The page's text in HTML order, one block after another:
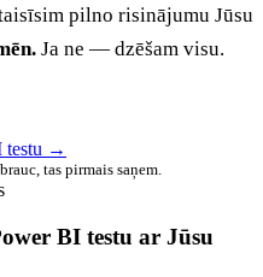
pilno risinājumu Jūsu
Ja ne — dzēšam visu.
testu →
tas pirmais saņem.
BI testu ar Jūsu